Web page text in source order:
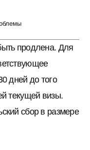
продлена. Для
дней до того
текущей визы.
сбор в размере